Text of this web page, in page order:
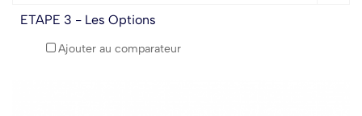
ETAPE 3 - Les Options
Ajouter au comparateur